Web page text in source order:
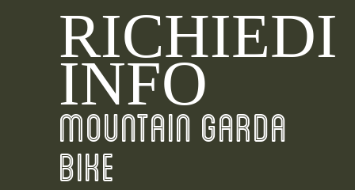
RICHIEDI
INFO
MOUNTAIN GARDA
BIKE